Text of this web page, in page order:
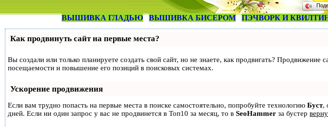
ВЫШИВКА ГЛАДЬЮ ВЫШИВКА БИСЕРОМ ПЭЧВОРК И
Как продвинуть сайт на первые места?
Вы создали или только планируете создать свой сайт, но не знаете, как продвигать?
посещаемости и повышение его позиций в поисковых системах.
Ускорение продвижения
Если вам трудно попасть на первые места в поиске самостоятельно, попробуйте технологию Буст,
дней. Если ни один запрос у вас не продвинется в Топ10 за месяц, то в SeoHammer за бустер